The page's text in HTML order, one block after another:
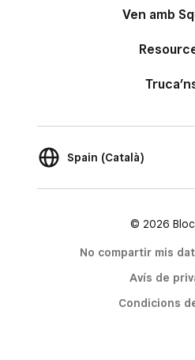
Ven amb
Spain (Català)
© 2026
No compartir mis
Avís de
Condicions